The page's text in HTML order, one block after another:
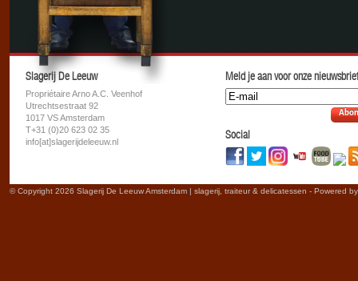
Slagerij De Leeuw
Propriétaire Arno A.C. Veenhof
Utrechtsestraat 92
1017 VS Amsterdam
T+31 (0)20 623 02 35
info[at]slagerijdeleeuw.nl
Meld je aan voor onze
Social
© Copyright 2026 Slagerij De Leeuw Amsterdam | slagerij, traiteur & delicatessen - Powered